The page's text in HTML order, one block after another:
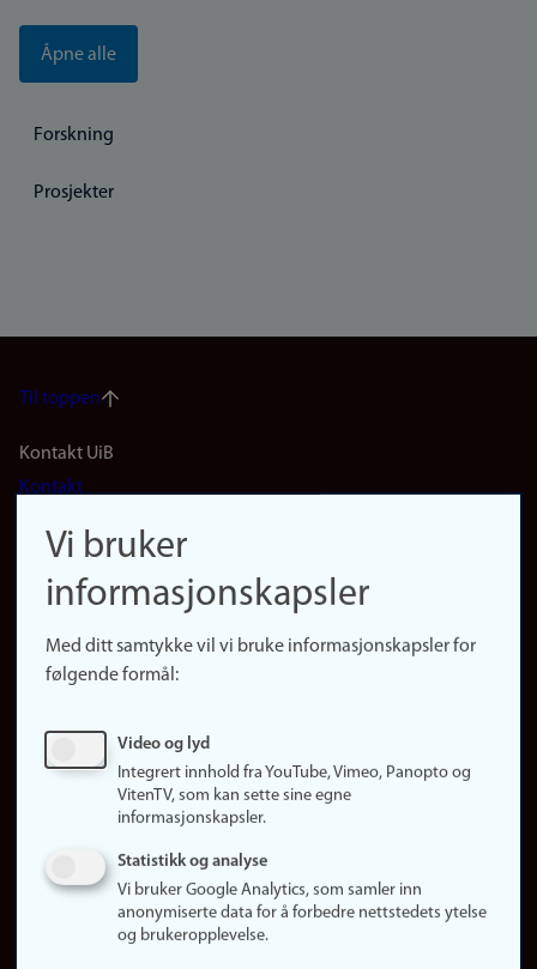
Åpne alle
Forskning
Prosjekter
Til toppen
Footer
(no)
Kontakt UiB
Kontakt
Finn forsker
Presse
Finn studier
Ledige stillinger
Om nettstedet
Informasjonskapsler
Vi bruker
informasjonskapsler
Med ditt samtykke vil vi bruke informasjonskapsler for
følgende formål:
Video og lyd
Integrert innhold fra YouTube, Vimeo, Panopto og
VitenTV, som kan sette sine egne
informasjonskapsler.
Statistikk og analyse
Vi bruker Google Analytics, som samler inn
anonymiserte data for å forbedre nettstedets ytelse
og brukeropplevelse.